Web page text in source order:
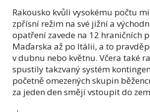
Rakousko kvůli vysokému počtu
zpřísní režim na své jižní a
opatření zavede na 12 hraničních
Maďarska až po Itálii, a to
v dubnu nebo květnu. Včera také
spustily takzvaný systém
početně omezených skupin
za jeden den smějí vstoupit do